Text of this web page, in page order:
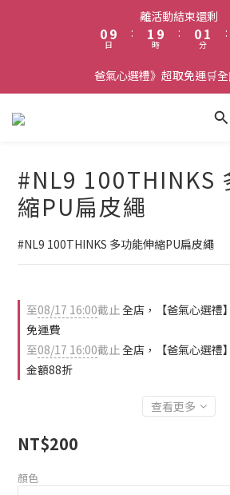
離活動結束還剩
09
8
7
6
1
0
日
:
2
1
0
9
8
7
6
1
0
時
:
1
0
2
1
0
分
:
爸氣心選禮》超取免運🛒
#NL9 100THINKS
縮PU扁皮繩
#NL9 100THINKS 多功能伸縮PU扁皮繩
至08/17 16:00截止全店，【爸氣心選禮
免運費
至08/17 16:00截止全店，【爸氣心選禮
金額88折
查看更多
NT$200
顏色